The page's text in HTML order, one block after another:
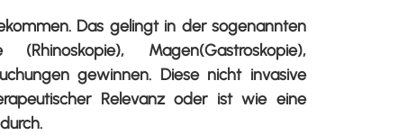
Das gelingt in der sogenannten
Magen(Gastroskopie),
gewinnen. Diese nicht invasive
Relevanz oder ist wie eine